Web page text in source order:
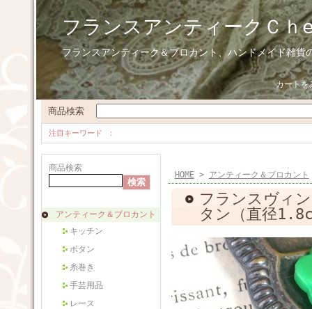
フランスアンティークＣｈ
フランスアンティーク＆ブロカント、ハンドメイド雑貨
カートを
商品検索
注目キーワード
商品検索
アンティーク＆ブロカント
キッチン
ボタン
糸巻き
手芸用品
レース
HOME> アンティーク＆ブロカント
フランスヴィ
タン（直径